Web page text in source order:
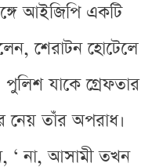
আইজিপি একটি
শেরাটন হোটেলে
যাকে গ্রেফতার
নেয় তাঁর অপরাধ।
‘ না, আসামী তখন